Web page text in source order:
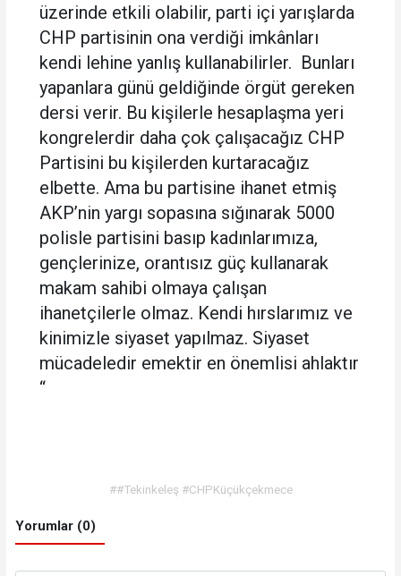
üzerinde etkili olabilir, parti içi yarışlarda
CHP partisinin ona verdiği imkânları
kendi lehine yanlış kullanabilirler. Bunları
yapanlara günü geldiğinde örgüt gereken
dersi verir. Bu kişilerle hesaplaşma yeri
kongrelerdir daha çok çalışacağız CHP
Partisini bu kişilerden kurtaracağız
elbette. Ama bu partisine ihanet etmiş
AKP’nin yargı sopasına sığınarak 5000
polisle partisini basıp kadınlarımıza,
gençlerinize, orantısız güç kullanarak
makam sahibi olmaya çalışan
ihanetçilerle olmaz. Kendi hırslarımız ve
kinimizle siyaset yapılmaz. Siyaset
mücadeledir emektir en önemlisi ahlaktır
“
##Tekinkeleş #CHPKüçükçekmece
Yorumlar (0)